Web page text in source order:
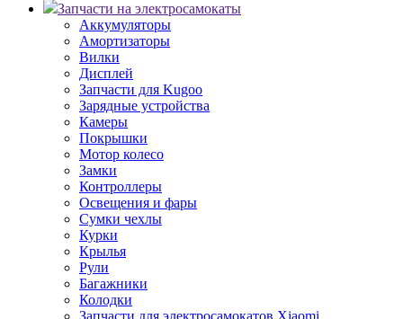
Запчасти на электросамокаты
Аккумуляторы
Амортизаторы
Вилки
Дисплей
Запчасти для Kugoo
Зарядные устройства
Камеры
Покрышки
Мотор колесо
Замки
Контроллеры
Освещения и фары
Сумки чехлы
Курки
Крылья
Рули
Багажники
Колодки
Запчасти для электросамокатов Xiaomi